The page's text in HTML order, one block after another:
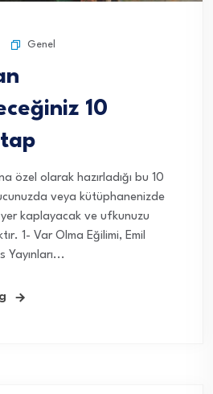
Genel
10
özel olarak hazırladığı bu 10
veya kütüphanenizde
kaplayacak ve ufkunuzu
1- Var Olma Eğilimi, Emil
Yayınları...